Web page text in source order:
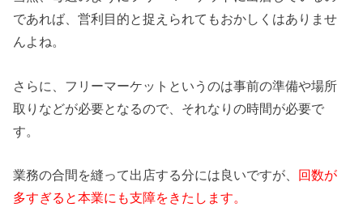
であれば、営利目的と捉えられてもおかしくはありませ
んよね。
さらに、フリーマーケットというのは事前の準備や場所
取りなどが必要となるので、それなりの時間が必要で
す。
業務の合間を縫って出店する分には良いですが、 回数が
多すぎると本業にも支障をきたします。